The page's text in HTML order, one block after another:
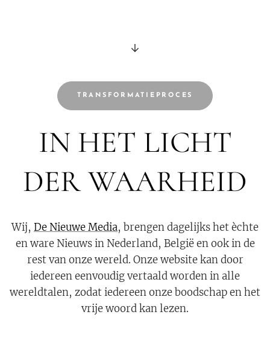
↓
TRANSFORMATIEPROCES
IN HET LICHT
DER WAARHEID
Wij, De Nieuwe Media, brengen dagelijks het èchte
en ware Nieuws in Nederland, België en ook in de
rest van onze wereld. Onze website kan door
iedereen eenvoudig vertaald worden in alle
wereldtalen, zodat iedereen onze boodschap en het
vrije woord kan lezen.